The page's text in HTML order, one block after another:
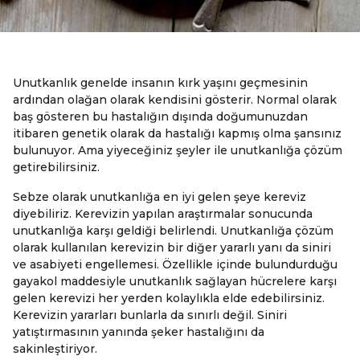
Unutkanlık genelde insanın kırk yaşını geçmesinin
ardından olağan olarak kendisini gösterir. Normal olarak
baş gösteren bu hastalığın dışında doğumunuzdan
itibaren genetik olarak da hastalığı kapmış olma şansınız
bulunuyor. Ama yiyeceğiniz şeyler ile unutkanlığa çözüm
getirebilirsiniz.
Sebze olarak unutkanlığa en iyi gelen şeye kereviz
diyebiliriz. Kerevizin yapılan araştırmalar sonucunda
unutkanlığa karşı geldiği belirlendi. Unutkanlığa çözüm
olarak kullanılan kerevizin bir diğer yararlı yanı da siniri
ve asabiyeti engellemesi. Özellikle içinde bulundurduğu
gayakol maddesiyle unutkanlık sağlayan hücrelere karşı
gelen kerevizi her yerden kolaylıkla elde edebilirsiniz.
Kerevizin yararları bunlarla da sınırlı değil. Siniri
yatıştırmasının yanında şeker hastalığını da
sakinleştiriyor.